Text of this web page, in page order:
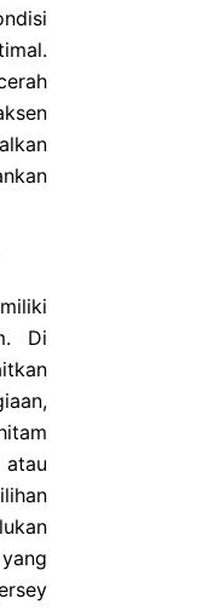
Di